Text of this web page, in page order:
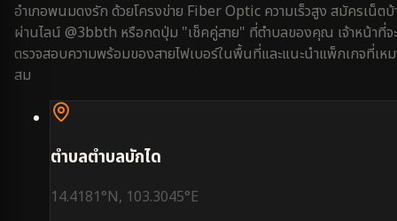
อำเภอพนมดงรัก ด้วยโครงข่าย Fiber Optic ความเร็วสูง สมัครเน็ต
ผ่านไลน์ @3bbth หรือกดปุ่ม "เช็คคู่สาย" ที่ตำบลของคุณ เจ้าหน้าที่จะ
ตรวจสอบความพร้อมของสายไฟเบอร์ในพื้นที่และแนะนำแพ็กเกจที่เหม
สม
ตำบลตำบลบักได
14.4181°N, 103.3045°E